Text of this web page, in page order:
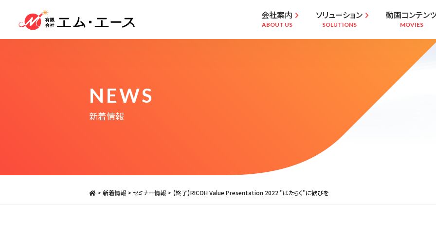
会社案内 
ABOUT US
ソリューション 
SOLUTIONS
動画コンテン
MOVIES
NEWS
新着情報
> 新着情報 > セミナー情報 > 【終了】RICOH Value Presentation 2022 "はたらく"に歓びを